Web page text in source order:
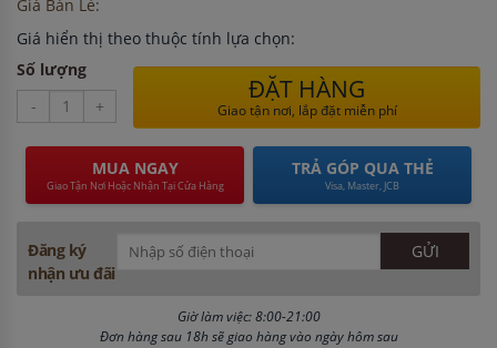
Giá Bán Lẻ:
Giá hiển thị theo thuộc tính lựa chọn:
Số lượng
-
+
ĐẶT HÀNG
Giao tận nơi, lắp đặt miễn phí
MUA NGAY
Giao Tận Nơi Hoặc Nhận Tại Cửa Hàng
TRẢ GÓP QUA THẺ
Visa, Master, JCB
Đăng ký
nhận ưu đãi
Giờ làm việc: 8:00-21:00
Đơn hàng sau 18h sẽ giao hàng vào ngày hôm sau